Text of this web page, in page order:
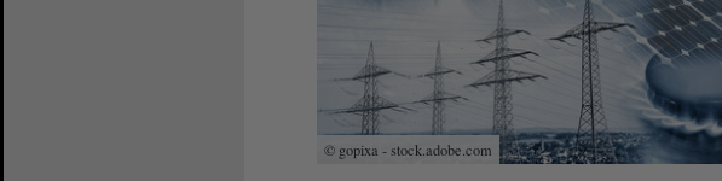
© gopixa - stock.adobe.com